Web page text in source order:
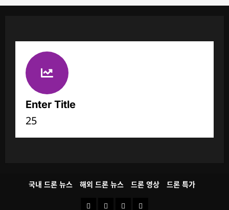
Enter Title
25
국내 드론 뉴스 해외 드론 뉴스 드론 영상 드론 특가
국 해 드 드